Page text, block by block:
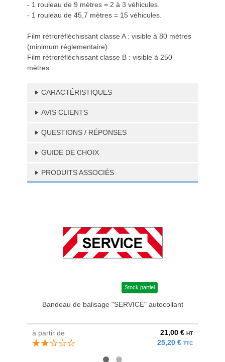
- 1 rouleau de 9 mètres = 2 à 3 véhicules.
- 1 rouleau de 45,7 mètres = 15 véhicules.
Film rétroréfléchissant classe A : visible à 80 mètres
(minimum réglementaire).
Film rétroréfléchissant classe B : visible à 250
mètres.
CARACTÉRISTIQUES
AVIS CLIENTS
QUESTIONS / RÉPONSES
GUIDE DE CHOIX
PRODUITS ASSOCIÉS
Stock partiel
Bandeau de balisage "SERVICE" autocollant
à partir de 21,00 € HT
25,20 € TTC